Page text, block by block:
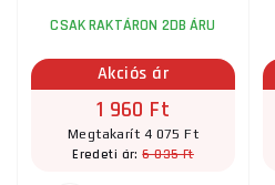
CSAK RAKTÁRON 2DB ÁRU
Akciós ár
1 960 Ft
Megtakarít 4 075 Ft
Eredeti ár:6 035 Ft